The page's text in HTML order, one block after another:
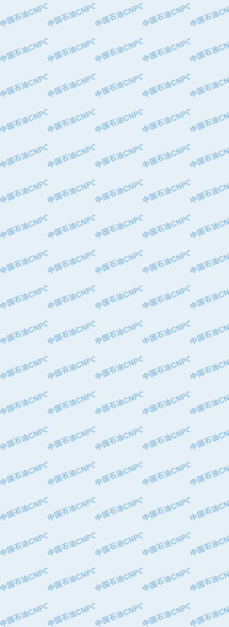
·美钻石油钻采系统（上海）有限公司
·陕西爱瑞德控制工程有限公司
·成都皖东仪表电缆成套系统有限公司
·成都中寰机电设备有限公司
·河北保定天威集团特变电气有限公司
·中国石油辽阳石油化纤公司
·托肯恒山科技（广州）有限公司
·大庆油田飞马有限公司
·大庆油田有限责任公司
·中国石油华北油田公司
·中国石油锦西石化分公司
·天津钢管集团股份有限公司
·深圳市肯多斯实业发展有限公司
·瓦卢瑞克.曼内斯曼石油专用管（德
·无锡西姆莱斯石油专用管制造有限公
·武汉钢铁（集团）公司
·太原钢铁(集团)有限公司
·马鞍山钢铁股份有限公司
·中国石油天然气股份有限公司兰州石